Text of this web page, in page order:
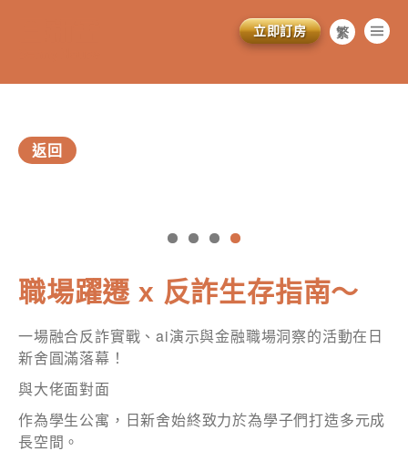
*為必填項目
繁
EN
立即訂房
返回
職場躍遷 x 反詐生存指南～
一場融合反詐實戰、ai演示與金融職場洞察的活動在日
新舍圓滿落幕！
與大佬面對面
作為學生公寓，日新舍始終致力於為學子們打造多元成
長空間。